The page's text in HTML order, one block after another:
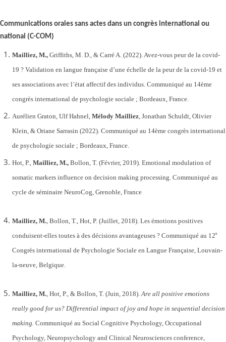
Communications orales sans actes dans un congrès international ou
national (C-COM)
Mailliez, M., Griffiths, M. D., & Carré A. (2022). Avez-vous peur de la covid-
19 ? Validation en langue française d’une échelle de la peur de la covid-19 et
ses associations avec l’état affectif des individus. Communiqué au 14ème
congrès international de psychologie sociale ; Bordeaux, France.
Aurélien Graton, Ulf Hahnel, Mélody Mailliez, Jonathan Schuldt, Olivier
Klein, & Oriane Sarrasin (2022). Communiqué au 14ème congrès international
de psychologie sociale ; Bordeaux, France.
Hot, P., Mailliez, M., Bollon, T. (Février, 2019). Emotional modulation of
somatic markers influence on decision making processing. Communiqué au
cycle de séminaire NeuroCog, Grenoble, France
Mailliez, M., Bollon, T., Hot, P. (Juillet, 2018). Les émotions positives
conduisent-elles toutes à des décisions avantageuses ? Communiqué au 12e
Congrès international de Psychologie Sociale en Langue Française, Louvain-
la-neuve, Belgique.
Mailliez, M., Hot, P., & Bollon, T. (Juin, 2018).Are all positive emotions
really good for us? Differential impact of joy and hope in sequential decision
making. Communiqué au Social Cognitive Psychology, Occupational
Psychology, Neuropsychology and Clinical Neurosciences conference,